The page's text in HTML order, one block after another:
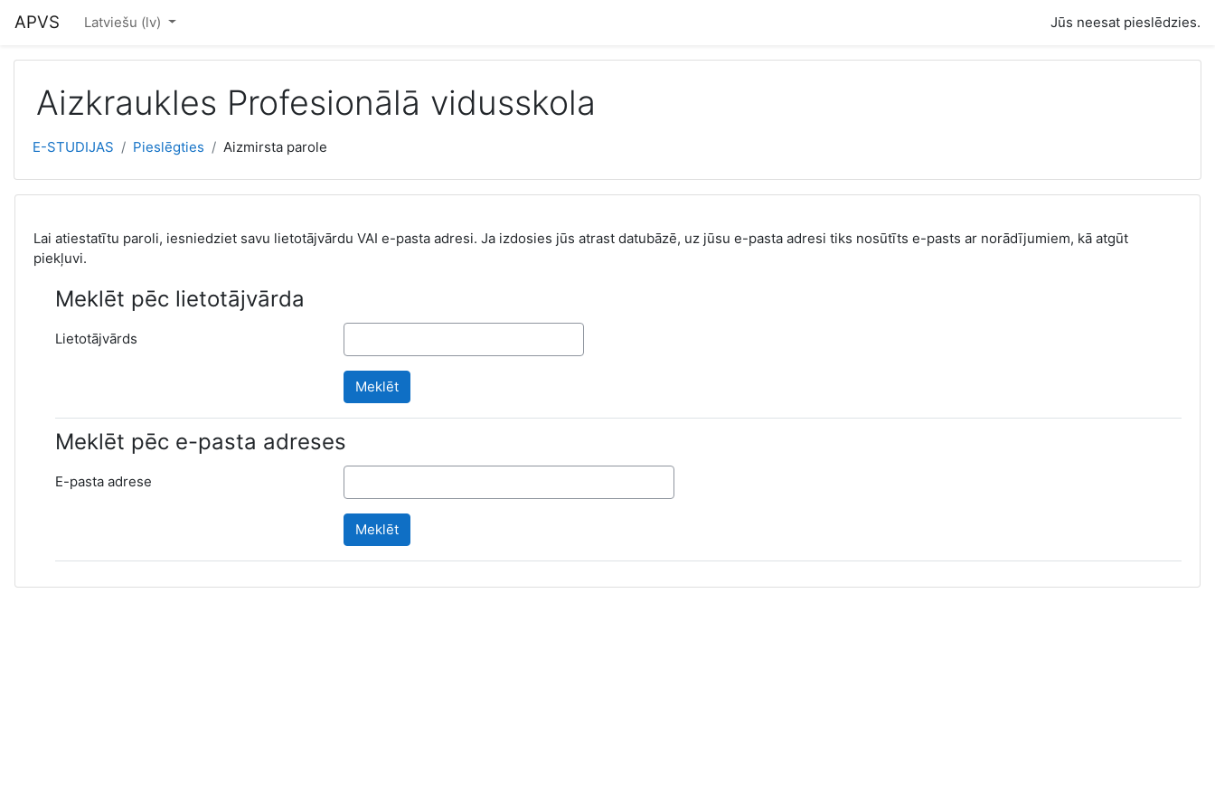
APVS Latviešu ‎(lv)‎ Jūs neesat pieslēdzies.
Aizkraukles Profesionālā vidusskola
E-STUDIJAS Pieslēgties Aizmirsta parole
Lai atiestatītu paroli, iesniedziet savu lietotājvārdu VAI e-pasta adresi. Ja izdosies jūs atrast datubāzē, uz jūsu e-pasta adresi tiks nosūtīts e-pasts ar norādījumiem, kā atgūt
piekļuvi.
Meklēt pēc lietotājvārda
Lietotājvārds
Meklēt pēc e-pasta adreses
E-pasta adrese